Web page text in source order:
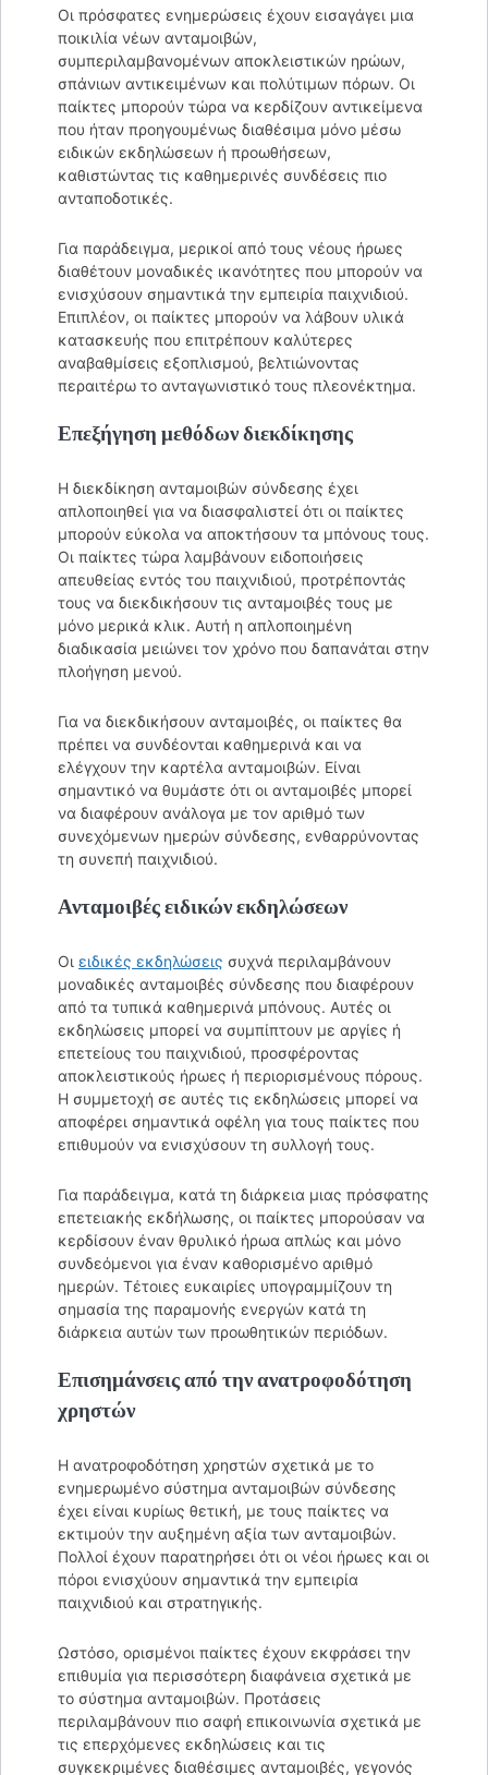
Οι πρόσφατες ενημερώσεις έχουν εισαγάγει μια
ποικιλία νέων ανταμοιβών,
συμπεριλαμβανομένων αποκλειστικών ηρώων,
σπάνιων αντικειμένων και πολύτιμων πόρων. Οι
παίκτες μπορούν τώρα να κερδίζουν αντικείμενα
που ήταν προηγουμένως διαθέσιμα μόνο μέσω
ειδικών εκδηλώσεων ή προωθήσεων,
καθιστώντας τις καθημερινές συνδέσεις πιο
ανταποδοτικές.
Για παράδειγμα, μερικοί από τους νέους ήρωες
διαθέτουν μοναδικές ικανότητες που μπορούν να
ενισχύσουν σημαντικά την εμπειρία παιχνιδιού.
Επιπλέον, οι παίκτες μπορούν να λάβουν υλικά
κατασκευής που επιτρέπουν καλύτερες
αναβαθμίσεις εξοπλισμού, βελτιώνοντας
περαιτέρω το ανταγωνιστικό τους πλεονέκτημα.
Επεξήγηση μεθόδων διεκδίκησης
Η διεκδίκηση ανταμοιβών σύνδεσης έχει
απλοποιηθεί για να διασφαλιστεί ότι οι παίκτες
μπορούν εύκολα να αποκτήσουν τα μπόνους τους.
Οι παίκτες τώρα λαμβάνουν ειδοποιήσεις
απευθείας εντός του παιχνιδιού, προτρέποντάς
τους να διεκδικήσουν τις ανταμοιβές τους με
μόνο μερικά κλικ. Αυτή η απλοποιημένη
διαδικασία μειώνει τον χρόνο που δαπανάται στην
πλοήγηση μενού.
Για να διεκδικήσουν ανταμοιβές, οι παίκτες θα
πρέπει να συνδέονται καθημερινά και να
ελέγχουν την καρτέλα ανταμοιβών. Είναι
σημαντικό να θυμάστε ότι οι ανταμοιβές μπορεί
να διαφέρουν ανάλογα με τον αριθμό των
συνεχόμενων ημερών σύνδεσης, ενθαρρύνοντας
τη συνεπή παιχνιδιού.
Ανταμοιβές ειδικών εκδηλώσεων
Οι ειδικές εκδηλώσεις συχνά περιλαμβάνουν
μοναδικές ανταμοιβές σύνδεσης που διαφέρουν
από τα τυπικά καθημερινά μπόνους. Αυτές οι
εκδηλώσεις μπορεί να συμπίπτουν με αργίες ή
επετείους του παιχνιδιού, προσφέροντας
αποκλειστικούς ήρωες ή περιορισμένους πόρους.
Η συμμετοχή σε αυτές τις εκδηλώσεις μπορεί να
αποφέρει σημαντικά οφέλη για τους παίκτες που
επιθυμούν να ενισχύσουν τη συλλογή τους.
Για παράδειγμα, κατά τη διάρκεια μιας πρόσφατης
επετειακής εκδήλωσης, οι παίκτες μπορούσαν να
κερδίσουν έναν θρυλικό ήρωα απλώς και μόνο
συνδεόμενοι για έναν καθορισμένο αριθμό
ημερών. Τέτοιες ευκαιρίες υπογραμμίζουν τη
σημασία της παραμονής ενεργών κατά τη
διάρκεια αυτών των προωθητικών περιόδων.
Επισημάνσεις από την ανατροφοδότηση
χρηστών
Η ανατροφοδότηση χρηστών σχετικά με το
ενημερωμένο σύστημα ανταμοιβών σύνδεσης
έχει είναι κυρίως θετική, με τους παίκτες να
εκτιμούν την αυξημένη αξία των ανταμοιβών.
Πολλοί έχουν παρατηρήσει ότι οι νέοι ήρωες και οι
πόροι ενισχύουν σημαντικά την εμπειρία
παιχνιδιού και στρατηγικής.
Ωστόσο, ορισμένοι παίκτες έχουν εκφράσει την
επιθυμία για περισσότερη διαφάνεια σχετικά με
το σύστημα ανταμοιβών. Προτάσεις
περιλαμβάνουν πιο σαφή επικοινωνία σχετικά με
τις επερχόμενες εκδηλώσεις και τις
συγκεκριμένες διαθέσιμες ανταμοιβές, γεγονός